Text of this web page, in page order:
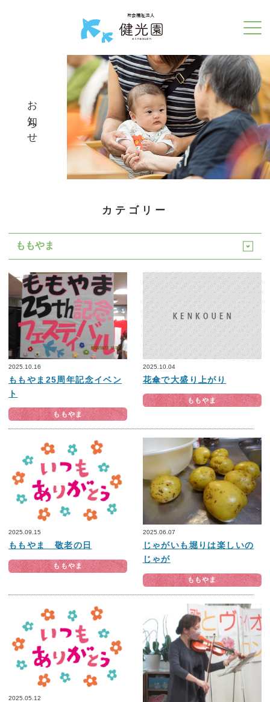
お知らせ
カテゴリー
2025.10.16
ももやま25周年記念イベン
ト
ももやま
2025.10.04
花傘で大盛り上がり
ももやま
2025.09.15
ももやま 敬老の日
ももやま
2025.06.07
じゃがいも堀りは楽しいの
じゃが
ももやま
2025.05.12